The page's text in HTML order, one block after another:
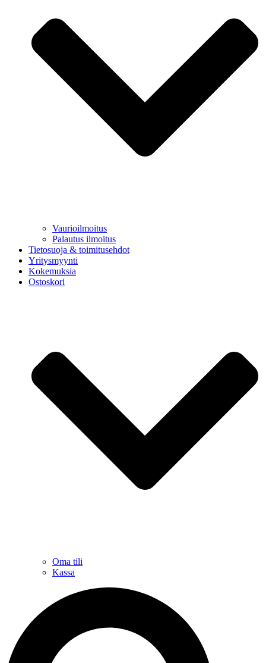
Vaurioilmoitus
Palautus ilmoitus
Tietosuoja & toimitusehdot
Yritysmyynti
Kokemuksia
Ostoskori
Oma tili
Kassa